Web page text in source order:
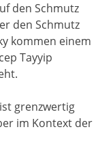
den Schmutz
den Schmutz
kommen einem
Tayyip
grenzwertig
im Kontext der